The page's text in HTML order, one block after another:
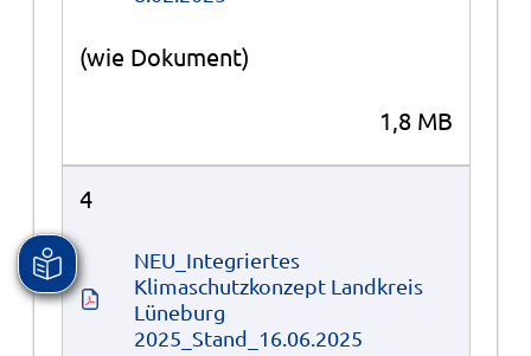
(wie Dokument)
1,8 MB
4
NEU_Integriertes
Klimaschutzkonzept Landkreis
Lüneburg
2025_Stand_16.06.2025